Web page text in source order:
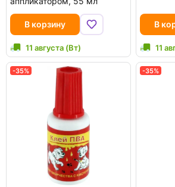
В корзину
11 августа (Вт)
В
11
-35% -35%